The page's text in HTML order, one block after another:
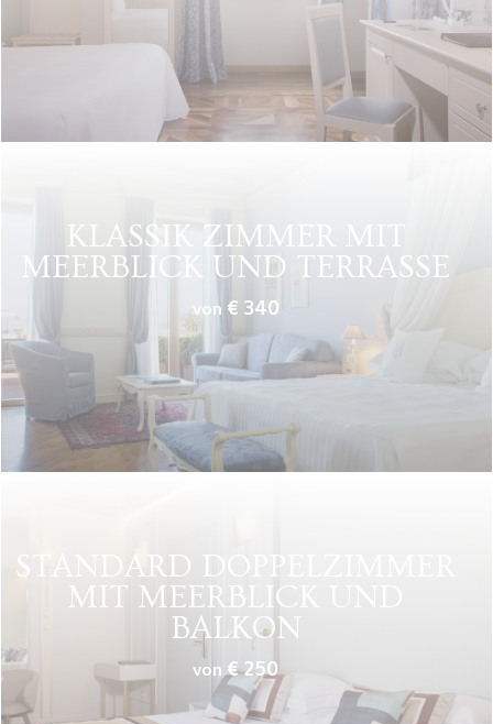
KLASSIK ZIMMER MIT
MEERBLICK UND TERRASSE
von € 340
STANDARD DOPPELZIMMER
MIT MEERBLICK UND
BALKON
von€ 250